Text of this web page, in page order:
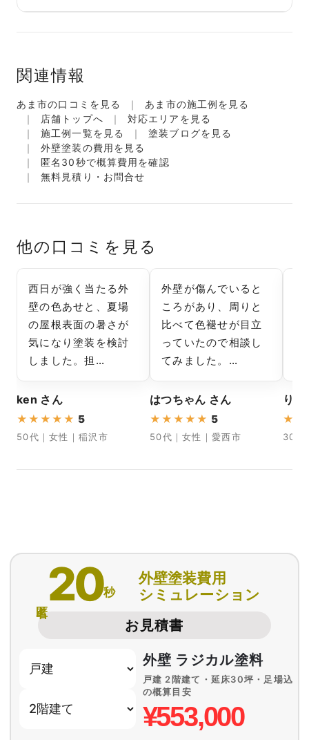
関連情報
あま市の口コミを見る
あま市の施工例を見る
店舗トップへ
対応エリアを見る
施工例一覧を見る
塗装ブログを見る
外壁塗装の費用を見る
匿名30秒で概算費用を確認
無料見積り・お問合せ
他の口コミを見る
西日が強く当たる外
壁の色あせと、夏場
の屋根表面の暑さが
気になり塗装を検討
しました。担…
ken さん
★ ★ ★ ★ ★ 5
50代｜女性｜稲沢市
外壁が傷んでいると
ころがあり、周りと
比べて色褪せが目立
っていたので相談し
てみました。…
はつちゃん さん
★ ★ ★ ★ ★ 5
50代｜女性｜愛西市
り
★
30代
20秒
外壁塗装費用
シミュレーション
お見積書
外壁 ラジカル塗料
戸建 2階建て・延床30坪・足場込
の概算目安
¥553,000